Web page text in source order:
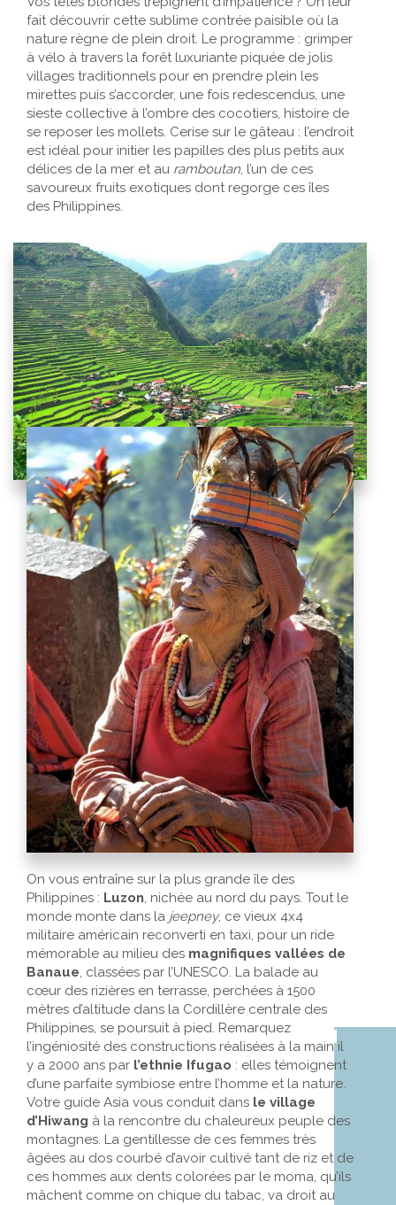
fait découvrir cette sublime contrée paisible où la
nature règne de plein droit. Le programme : grimper
à vélo à travers la forêt luxuriante piquée de jolis
villages traditionnels pour en prendre plein les
mirettes puis s’accorder, une fois redescendus, une
sieste collective à l’ombre des cocotiers, histoire de
se reposer les mollets. Cerise sur le gâteau : l’endroit
est idéal pour initier les papilles des plus petits aux
délices de la mer et au ramboutan, l’un de ces
savoureux fruits exotiques dont regorge ces îles
des Philippines.
On vous entraîne sur la plus grande île des
Philippines : Luzon, nichée au nord du pays. Tout le
monde monte dans la jeepney, ce vieux 4x4
militaire américain reconverti en taxi, pour un ride
mémorable au milieu des magnifiques vallées de
Banaue, classées par l’UNESCO. La balade au
cœur des rizières en terrasse, perchées à 1500
mètres d’altitude dans la Cordillère centrale des
Philippines, se poursuit à pied. Remarquez
l’ingéniosité des constructions réalisées à la main il
y a 2000 ans par l’ethnie Ifugao : elles témoignent
d’une parfaite symbiose entre l’homme et la nature.
Votre guide Asia vous conduit dans le village
d’Hiwang à la rencontre du chaleureux peuple des
montagnes. La gentillesse de ces femmes très
âgées au dos courbé d’avoir cultivé tant de riz et de
ces hommes aux dents colorées par le moma, qu’ils
mâchent comme on chique du tabac, va droit au